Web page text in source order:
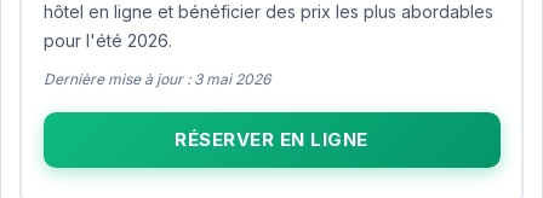
hôtel en ligne et bénéficier des prix les plus abordables
pour l'été 2026.
Dernière mise à jour : 3 mai 2026
RÉSERVER EN LIGNE